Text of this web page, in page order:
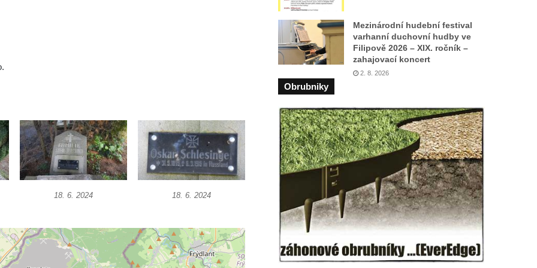
18. 6. 2024 18. 6. 2024
Mezinárodní hudební festival
varhanní duchovní hudby ve
Filipově 2026 – XIX. ročník –
zahajovací koncert
2. 8. 2026
Obrubniky